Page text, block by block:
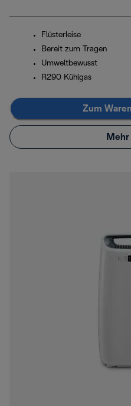
Flüsterleise
Bereit zum Tragen
Umweltbewusst
R290 Kühlgas
Zum